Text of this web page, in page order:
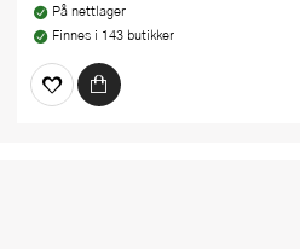
På nettlager
Finnes i 143 butikker